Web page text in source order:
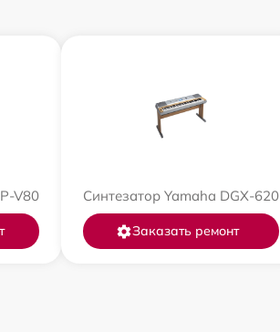
V80 Синтезатор Yamaha DGX-620
Заказать ремонт